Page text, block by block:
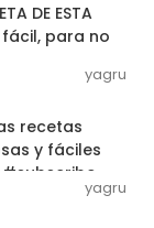
DE ESTA
fácil, para no
yagru
recetas
y fáciles
yagru